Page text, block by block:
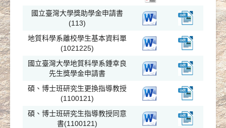
國立臺灣大學獎助學金申請書
(113)
地質科學系離校學生基本資料單
(1021225)
國立臺灣大學地質科學系鍾幸良
先生獎學金申請書
碩、博士班研究生更換指導教授
(1100121)
碩、博士班研究生指導教授同意
書(1100121)